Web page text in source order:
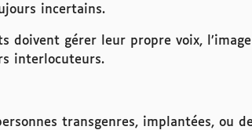
incertains.
doivent gérer leur propre voix,
interlocuteurs.
transgenres, implantées, ou